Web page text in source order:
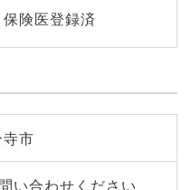
険医登録済
市
い合わせください